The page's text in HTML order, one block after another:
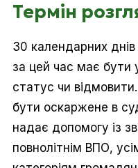
Термін
30 календарних
за цей час має бути
статус чи
бути оскаржене в
надає допомогу із
повнолітнім ВПО,